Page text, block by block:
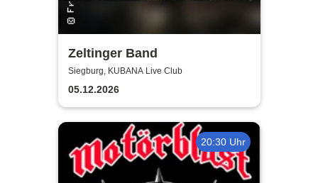
Zeltinger Band
Siegburg, KUBANA Live Club
05.12.2026
20:30 Uhr